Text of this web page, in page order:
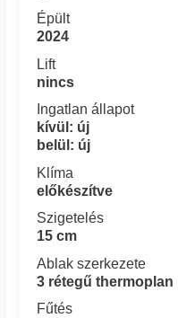
Épült
2024
Lift
nincs
Ingatlan állapot
kívül: új
belül: új
Klíma
előkészítve
Szigetelés
15 cm
Ablak szerkezete
3 rétegű thermoplan
Fűtés